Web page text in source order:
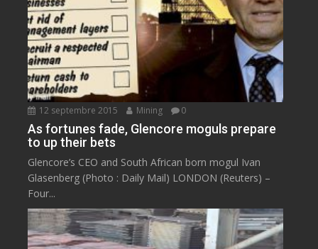
12 septembre 2015 Mining 0
As fortunes fade, Glencore moguls prepare
to up their bets
Glencore’s CEO and South African born mogul Ivan
Glasenberg (Photo : Daily Mail) LONDON (Reuters) –
Four...